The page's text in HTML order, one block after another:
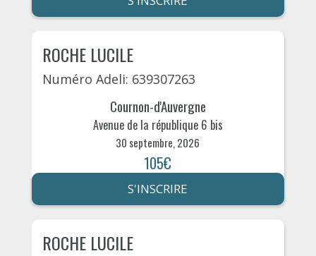
ROCHE LUCILE
Numéro Adeli: 639307263
Cournon-d'Auvergne
Avenue de la république 6 bis
30 septembre, 2026
105€
S'INSCRIRE
ROCHE LUCILE